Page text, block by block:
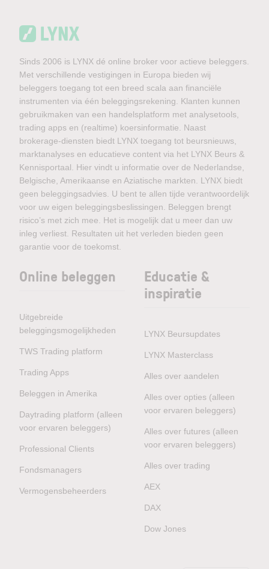
Sinds 2006 is LYNX dé online broker voor actieve beleggers.
Met verschillende vestigingen in Europa bieden wij
beleggers toegang tot een breed scala aan financiële
instrumenten via één beleggingsrekening. Klanten kunnen
gebruikmaken van een handelsplatform met analysetools,
trading apps en (realtime) koersinformatie. Naast
brokerage-diensten biedt LYNX toegang tot beursnieuws,
marktanalyses en educatieve content via het LYNX Beurs &
Kennisportaal. Hier vindt u informatie over de Nederlandse,
Belgische, Amerikaanse en Aziatische markten. LYNX biedt
geen beleggingsadvies. U bent te allen tijde verantwoordelijk
voor uw eigen beleggingsbeslissingen. Beleggen brengt
risico’s met zich mee. Het is mogelijk dat u meer dan uw
inleg verliest. Resultaten uit het verleden bieden geen
garantie voor de toekomst.
Online beleggen
Uitgebreide
beleggingsmogelijkheden
TWS Trading platform
Trading Apps
Beleggen in Amerika
Daytrading platform (alleen
voor ervaren beleggers)
Professional Clients
Fondsmanagers
Vermogensbeheerders
Educatie &
inspiratie
LYNX Beursupdates
LYNX Masterclass
Alles over aandelen
Alles over opties (alleen
voor ervaren beleggers)
Alles over futures (alleen
voor ervaren beleggers)
Alles over trading
AEX
DAX
Dow Jones